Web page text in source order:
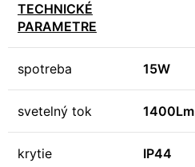
TECHNICKÉ
PARAMETRE
spotreba 15W
svetelný tok 1400Lm
krytie IP44